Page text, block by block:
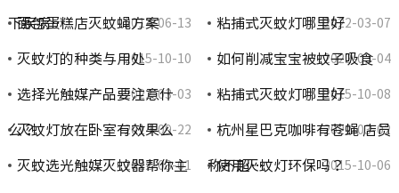
下疾病… 2014-06-13 2022-03-07
面包蛋糕店灭蚊蝇方案
2015-10-10
粘捕式灭蚊灯哪里好
2022-03-04
灭蚊灯的种类与用处
2022-03-03
如何削减宝宝被蚊子吸食
2015-10-08
选择光触媒产品要注意什
么？ 2014-09-22
粘捕式灭蚊灯哪里好
2022-03-02
灭蚊灯放在卧室有效果么
2022-03-01
杭州星巴克咖啡有苍蝇 店员
称不超… 2015-10-06
灭蚊选光触媒灭蚊器帮你主 使用灭蚊灯环保吗？